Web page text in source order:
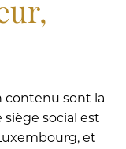
contenu sont la
social est
et